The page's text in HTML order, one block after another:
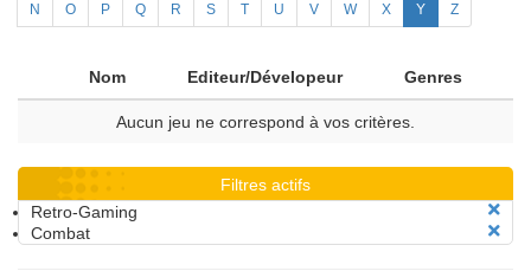
N O P Q R S T U V W X Y Z
Nom Editeur/Dévelopeur Genres
Aucun jeu ne correspond à vos critères.
Filtres actifs
Retro-Gaming
Combat